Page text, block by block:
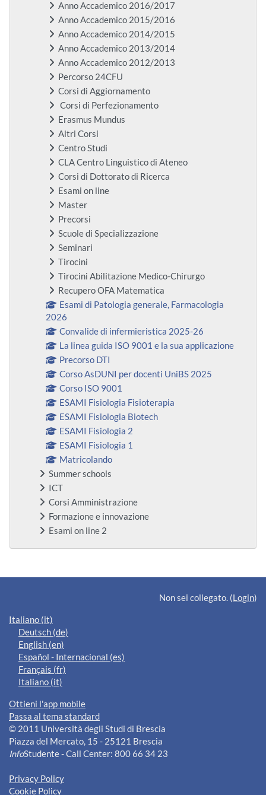
Anno Accademico 2016/2017
Anno Accademico 2015/2016
Anno Accademico 2014/2015
Anno Accademico 2013/2014
Anno Accademico 2012/2013
Percorso 24CFU
Corsi di Aggiornamento
Corsi di Perfezionamento
Erasmus Mundus
Altri Corsi
Centro Studi
CLA Centro Linguistico di Ateneo
Corsi di Dottorato di Ricerca
Esami on line
Master
Precorsi
Scuole di Specializzazione
Seminari
Tirocini
Tirocini Abilitazione Medico-Chirurgo
Recupero OFA Matematica
Esami di Patologia generale, Farmacologia
2026
Convalide di infermieristica 2025-26
La linea guida ISO 9001 e la sua applicazione
Precorso DTI
Corso AsDUNI per docenti UniBS 2025
Corso ISO 9001
ESAMI Fisiologia Fisioterapia
ESAMI Fisiologia Biotech
ESAMI Fisiologia 2
ESAMI Fisiologia 1
Matricolando
Summer schools
ICT
Corsi Amministrazione
Formazione e innovazione
Esami on line 2
Blocchi supplementari
Non sei collegato. (Login)
Italiano ‎(it)‎
Deutsch ‎(de)‎
English ‎(en)‎
Español - Internacional ‎(es)‎
Français ‎(fr)‎
Italiano ‎(it)‎
Ottieni l'app mobile
Passa al tema standard
© 2011 Università degli Studi di Brescia
Piazza del Mercato, 15 - 25121 Brescia
InfoStudente - Call Center: 800 66 34 23
Privacy Policy
Cookie Policy